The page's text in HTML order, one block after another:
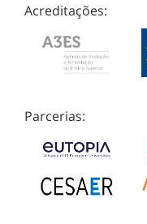
Acreditações:
Parcerias: